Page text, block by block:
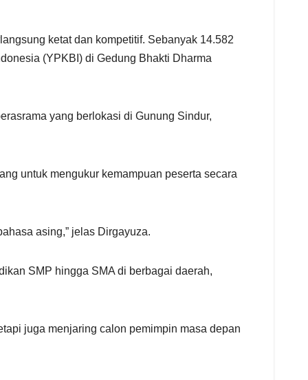
ketat dan kompetitif. Sebanyak 14.582
(YPKBI) di Gedung Bhakti Dharma
yang berlokasi di Gunung Sindur,
untuk mengukur kemampuan peserta secara
asing,” jelas Dirgayuza.
SMP hingga SMA di berbagai daerah,
juga menjaring calon pemimpin masa depan